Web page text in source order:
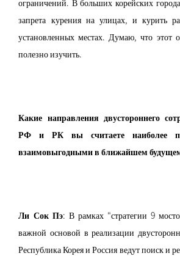
запрета курения на улицах, и курить
установленных местах. Думаю, что этот
полезно изучить.
Какие направления двустороннего
РФ и РК вы считаете наиболее
взаимовыгодными в ближайшем
Ли Сок Пэ: В рамках "стратегии 9
важной основой в реализации
Республика Корея и Россия ведут поиск и